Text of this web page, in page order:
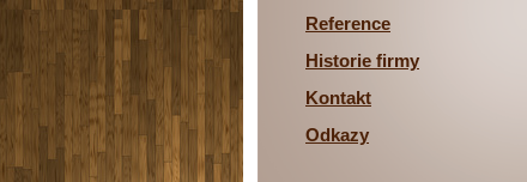
Reference
Historie firmy
Kontakt
Odkazy